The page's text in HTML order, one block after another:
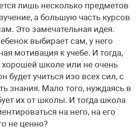
лишь несколько предметов
а большую часть курсов
Это замечательная идея.
выбирает сам, у него
мотивация к учебе. И тогда,
школе или не очень
будет учиться изо всех сил, с
знания. Мало того, нуждаясь в
их от школы. И тогда школа
на него, на его
не ценно?